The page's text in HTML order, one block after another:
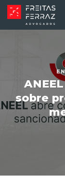
Skip
to
content
sobre